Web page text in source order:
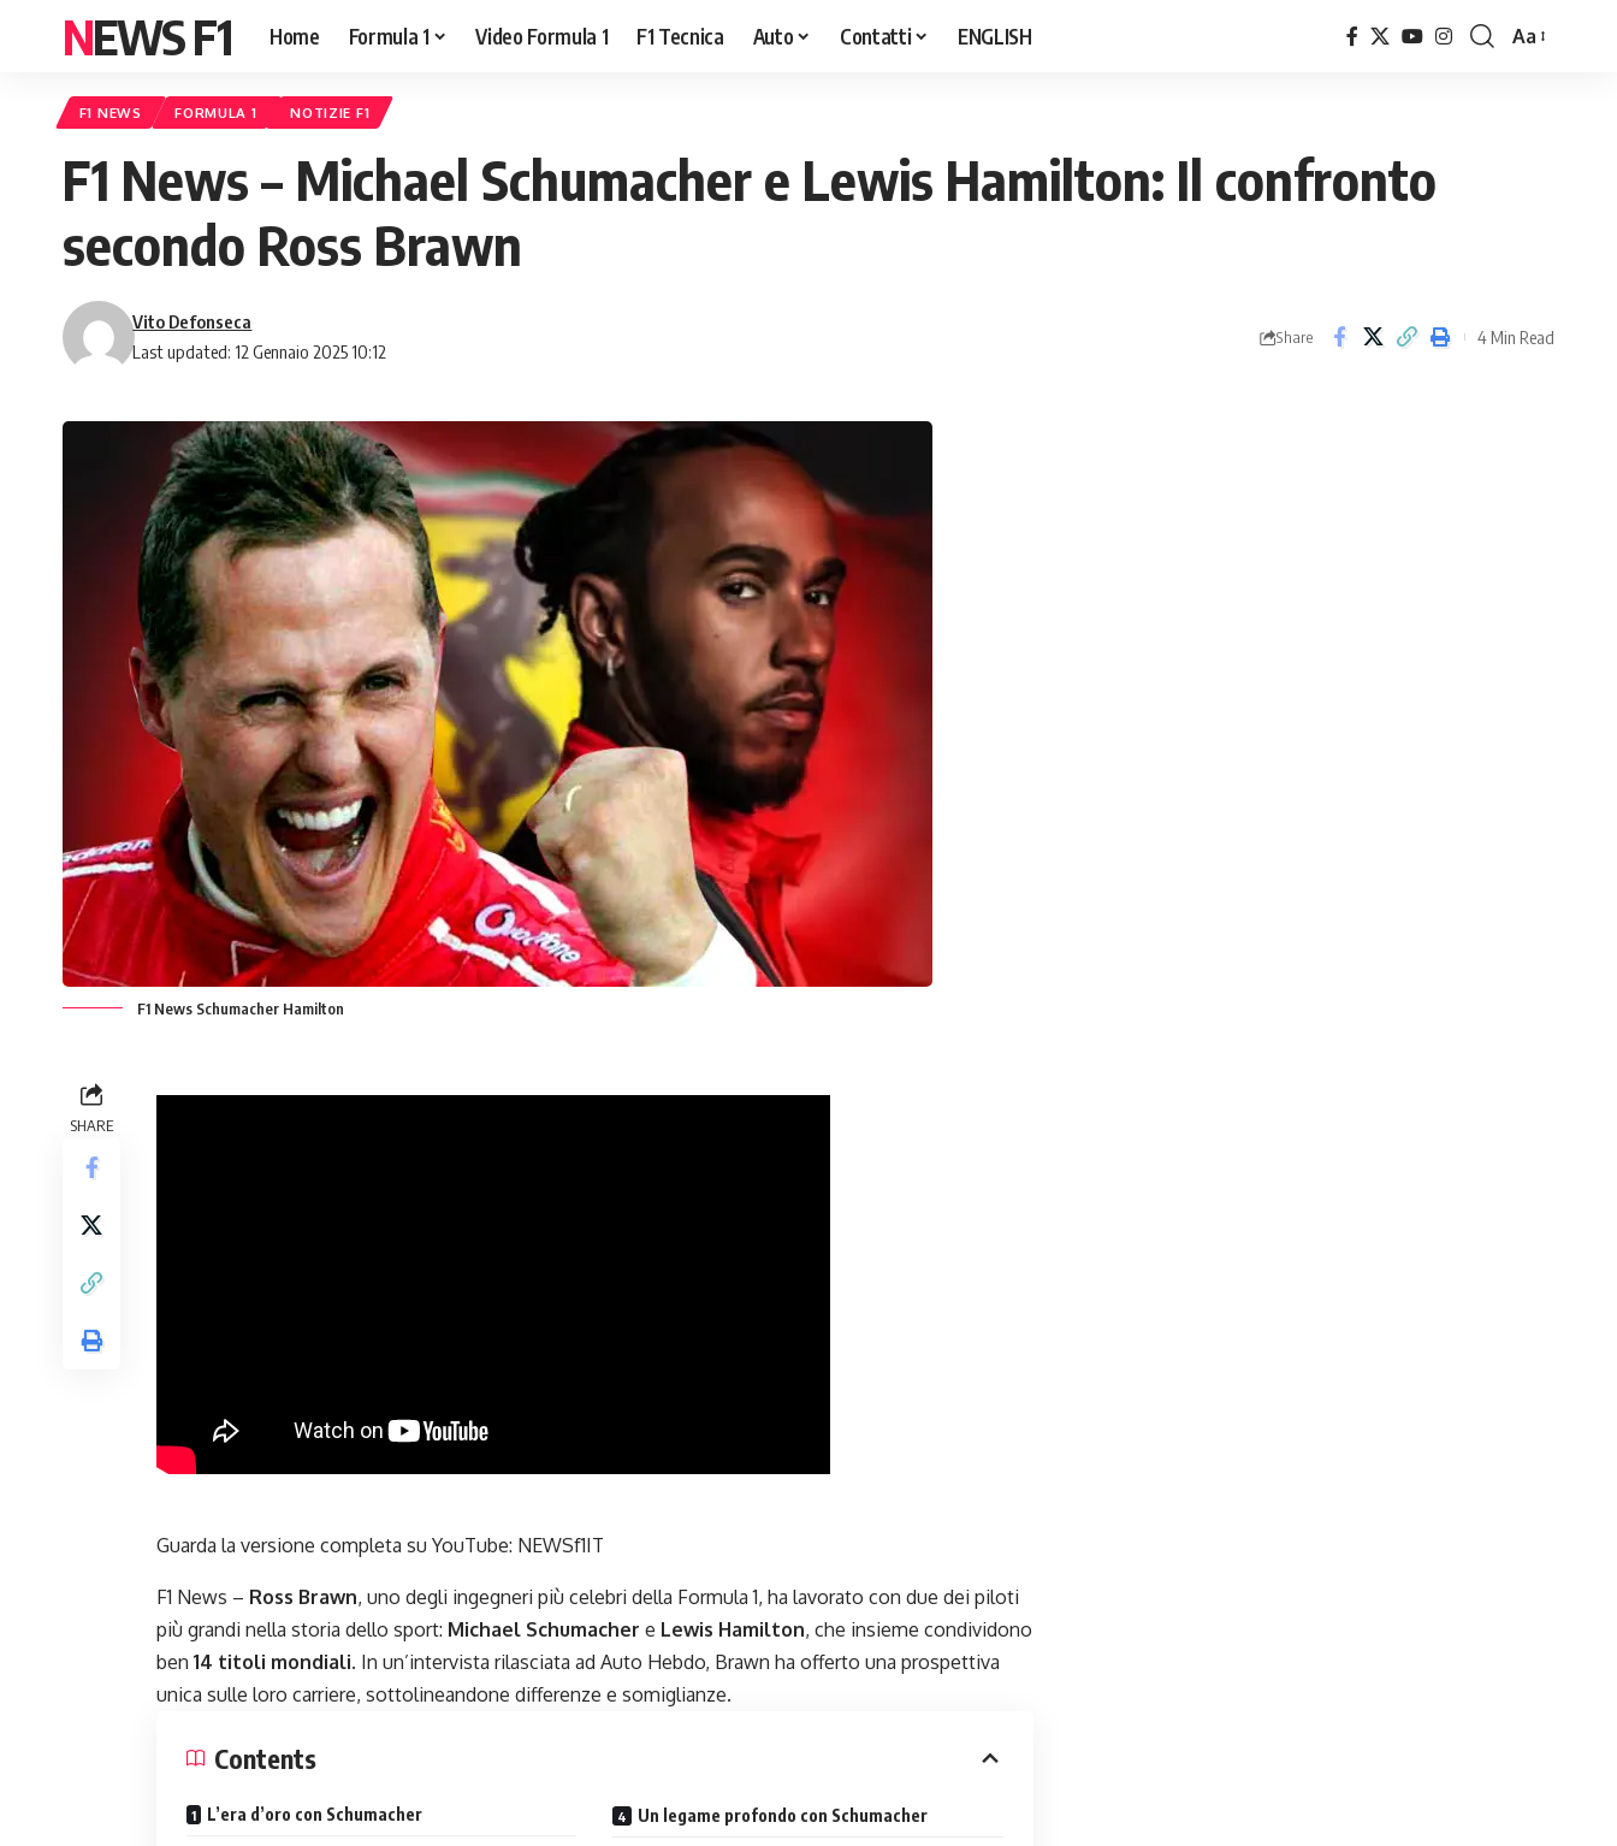
NEWS F1 Home Formula 1 Video Formula 1 F1 Tecnica Auto Contatti ENGLISH
Font
Aa
F1 NEWS FORMULA 1 NOTIZIE F1
F1 News – Michael Schumacher e Lewis Hamilton: Il confronto
secondo Ross Brawn
Last updated: 12 Gennaio 2025 10:12
Vito Defonseca
Share 4 Min Read
F1 News Schumacher Hamilton
SHARE
Guarda la versione completa su YouTube: NEWSf1IT
F1 News – Ross Brawn, uno degli ingegneri più celebri della Formula 1, ha lavorato con due dei piloti
più grandi nella storia dello sport: Michael Schumacher e Lewis Hamilton, che insieme condividono
ben 14 titoli mondiali. In un’intervista rilasciata ad Auto Hebdo, Brawn ha offerto una prospettiva
unica sulle loro carriere, sottolineandone differenze e somiglianze.
Contents
L’era d’oro con Schumacher Un legame profondo con Schumacher